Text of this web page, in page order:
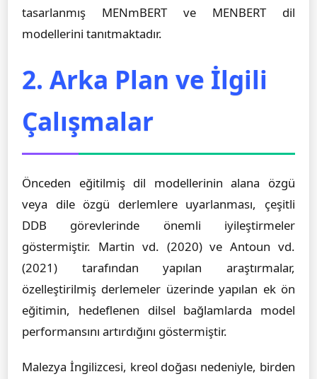
tasarlanmış MENmBERT ve MENBERT dil
modellerini tanıtmaktadır.
2. Arka Plan ve İlgili
Çalışmalar
Önceden eğitilmiş dil modellerinin alana özgü
veya dile özgü derlemlere uyarlanması, çeşitli
DDB görevlerinde önemli iyileştirmeler
göstermiştir. Martin vd. (2020) ve Antoun vd.
(2021) tarafından yapılan araştırmalar,
özelleştirilmiş derlemeler üzerinde yapılan ek ön
eğitimin, hedeflenen dilsel bağlamlarda model
performansını artırdığını göstermiştir.
Malezya İngilizcesi, kreol doğası nedeniyle, birden